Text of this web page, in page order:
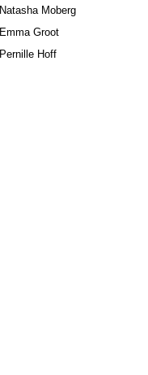
Natasha Moberg
Emma Groot
Pernille Hoff